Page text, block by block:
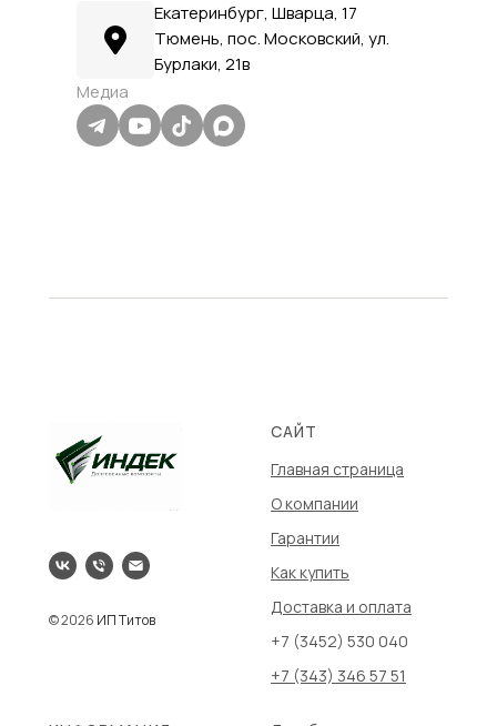
Екатеринбург, Шварца, 17
Тюмень, пос. Московский, ул.
Бурлаки, 21в
Медиа
© 2026 ИП Титов
САЙТ
Главная страница
О компании
Гарантии
Как купить
Доставка и оплата
+7 (3452) 530 040
+7 (343) 346 57 51